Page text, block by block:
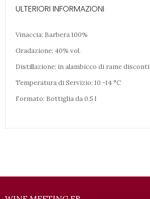
ULTERIORI INFORMAZIONI
Vinaccia: Barbera 100%
Gradazione: 40% vol.
Distillazione: in alambicco di rame
Temperatura di Servizio: 10 -14 °C
Formato: Bottiglia da 0.5 l